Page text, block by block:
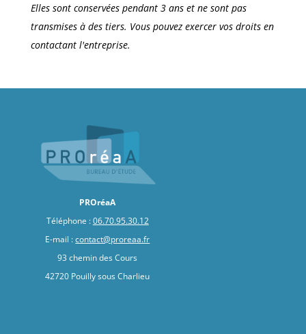
Elles sont conservées pendant 3 ans et ne sont pas
transmises à des tiers. Vous pouvez exercer vos droits en
contactant l'entreprise.
PROréaA
Téléphone :06.70.95.30.12
E-mail :contact@proreaa.fr
93 chemin des Cours
42720 Pouilly sous Charlieu